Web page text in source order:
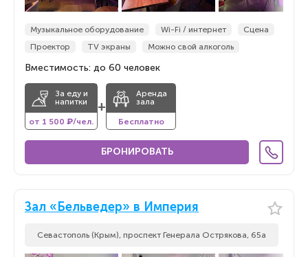
Музыкальное оборудование Wi-Fi / интернет
Сцена
Проектор
TV экраны Можно свой алкоголь
Вместимость: до 60 человек
За еду и
напитки
от 1 500 ₽/чел.
+
Аренда
зала
Бесплатно
БРОНИРОВАТЬ
Зал «Бельведер» в Империя
Севастополь (Крым), проспект Генерала Острякова, 65а